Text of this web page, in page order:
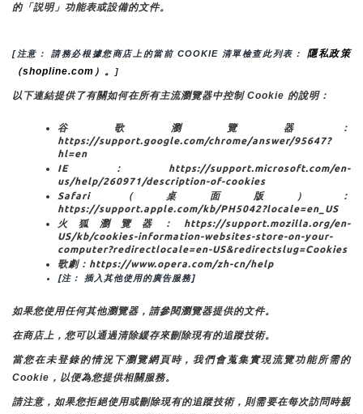
的「説明」功能表或設備的文件。
[注意： 請務必根據您商店上的當前 COOKIE 清單檢查此列表： 隱私政策
（shopline.com）。
]
以下連結提供了有關如何在所有主流瀏覽器中控制 Cookie 的說明：
谷歌瀏覽器：
https://support.google.com/chrome/answer/95647?
hl=en
IE：https://support.microsoft.com/en-
us/help/260971/description-of-cookies
Safari（桌面版）：
https://support.apple.com/kb/PH5042?locale=en_US
火狐瀏覽器：https://support.mozilla.org/en-
US/kb/cookies-information-websites-store-on-your-
computer?redirectlocale=en-US&redirectslug=Cookies
歌劇：https://www.opera.com/zh-cn/help
[注： 插入其他使用的廣告服務]
如果您使用任何其他瀏覽器，請參閱瀏覽器提供的文件。
在商店上，您可以通過清除緩存來刪除現有的追蹤技術。
當您在未登錄的情況下瀏覽網頁時，我們會蒐集實現流覽功能所需的
Cookie，以便為您提供相關服務。
請注意，如果您拒絕使用或刪除現有的追蹤技術，則需要在每次訪問時親